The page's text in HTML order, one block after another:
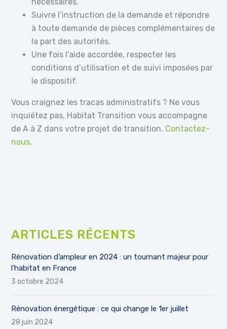
Suivre l’instruction de la demande et répondre
à toute demande de pièces complémentaires de
la part des autorités.
Une fois l’aide accordée, respecter les
conditions d’utilisation et de suivi imposées par
le dispositif.
Vous craignez les tracas administratifs ? Ne vous
inquiétez pas, Habitat Transition vous accompagne
de A à Z dans votre projet de transition. Contactez-
nous.
ARTICLES RÉCENTS
Rénovation d’ampleur en 2024 : un tournant majeur pour
l’habitat en France
3 octobre 2024
Rénovation énergétique : ce qui change le 1er juillet
28 juin 2024